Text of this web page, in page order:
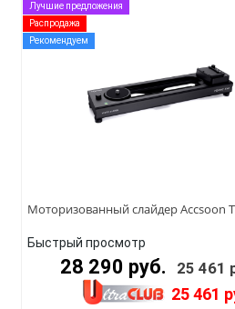
Лучшие предложения
Распродажа
Рекомендуем
Моторизованный слайдер Accsoon
Быстрый просмотр
28 290 руб. 25 461
25 461